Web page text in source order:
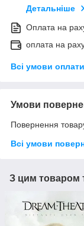
Детальніше
Оплата на
оплата на
Всі умови оплати
Умови
Повернення
Всі умови
З цим товаром